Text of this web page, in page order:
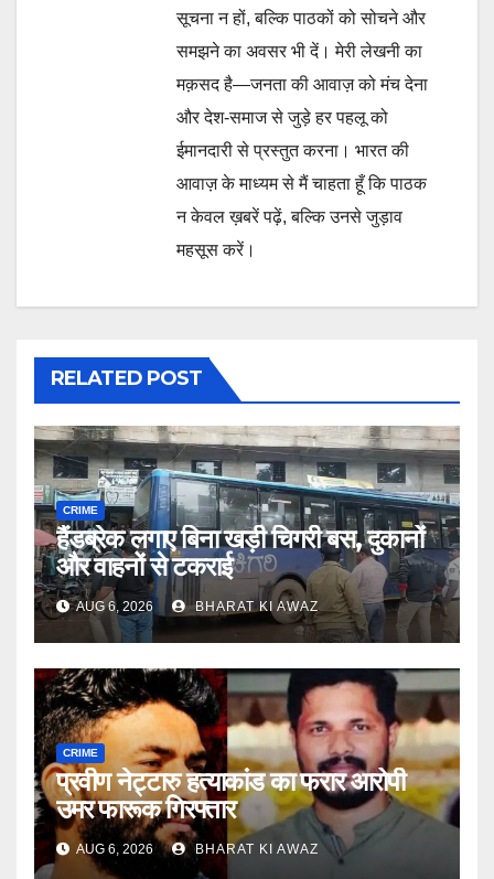
सूचना न हों, बल्कि पाठकों को सोचने और
समझने का अवसर भी दें। मेरी लेखनी का
मक़सद है—जनता की आवाज़ को मंच देना
और देश-समाज से जुड़े हर पहलू को
ईमानदारी से प्रस्तुत करना। भारत की
आवाज़ के माध्यम से मैं चाहता हूँ कि पाठक
न केवल ख़बरें पढ़ें, बल्कि उनसे जुड़ाव
महसूस करें।
RELATED POST
CRIME
हैंडब्रेक लगाए बिना खड़ी चिगरी बस, दुकानों
और वाहनों से टकराई
AUG 6, 2026 BHARAT KI AWAZ
CRIME
प्रवीण नेट्टारु हत्याकांड का फरार आरोपी
उमर फारूक गिरफ्तार
AUG 6, 2026 BHARAT KI AWAZ